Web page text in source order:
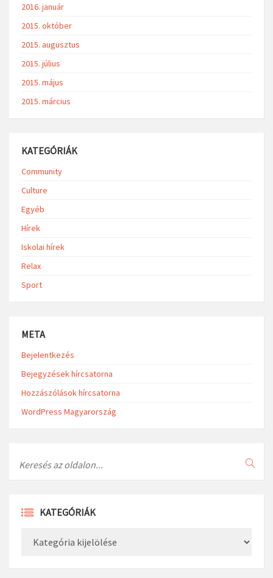
2016. január
2015. október
2015. augusztus
2015. július
2015. május
2015. március
KATEGÓRIÁK
Community
Culture
Egyéb
Hírek
Iskolai hírek
Relax
Sport
META
Bejelentkezés
Bejegyzések hírcsatorna
Hozzászólások hírcsatorna
WordPress Magyarország
KATEGÓRIÁK